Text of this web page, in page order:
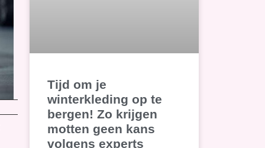
Tijd om je
winterkleding op te
bergen! Zo krijgen
motten geen kans
volgens experts